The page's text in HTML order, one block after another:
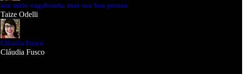
sou meio vagabunda, mas sou boa pessoa
Taize Odelli
Cláudia Fusco
Cláudia Fusco